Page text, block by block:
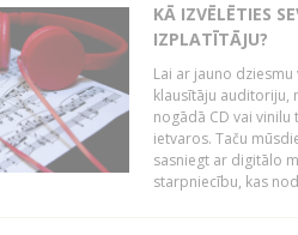
KĀ IZVĒLĒTIES
IZPLATĪTĀJU?
Lai ar jauno
klausītāju auditoriju,
nogādā CD vai
ietvaros. Taču
sasniegt ar digitālo
starpniecību, kas